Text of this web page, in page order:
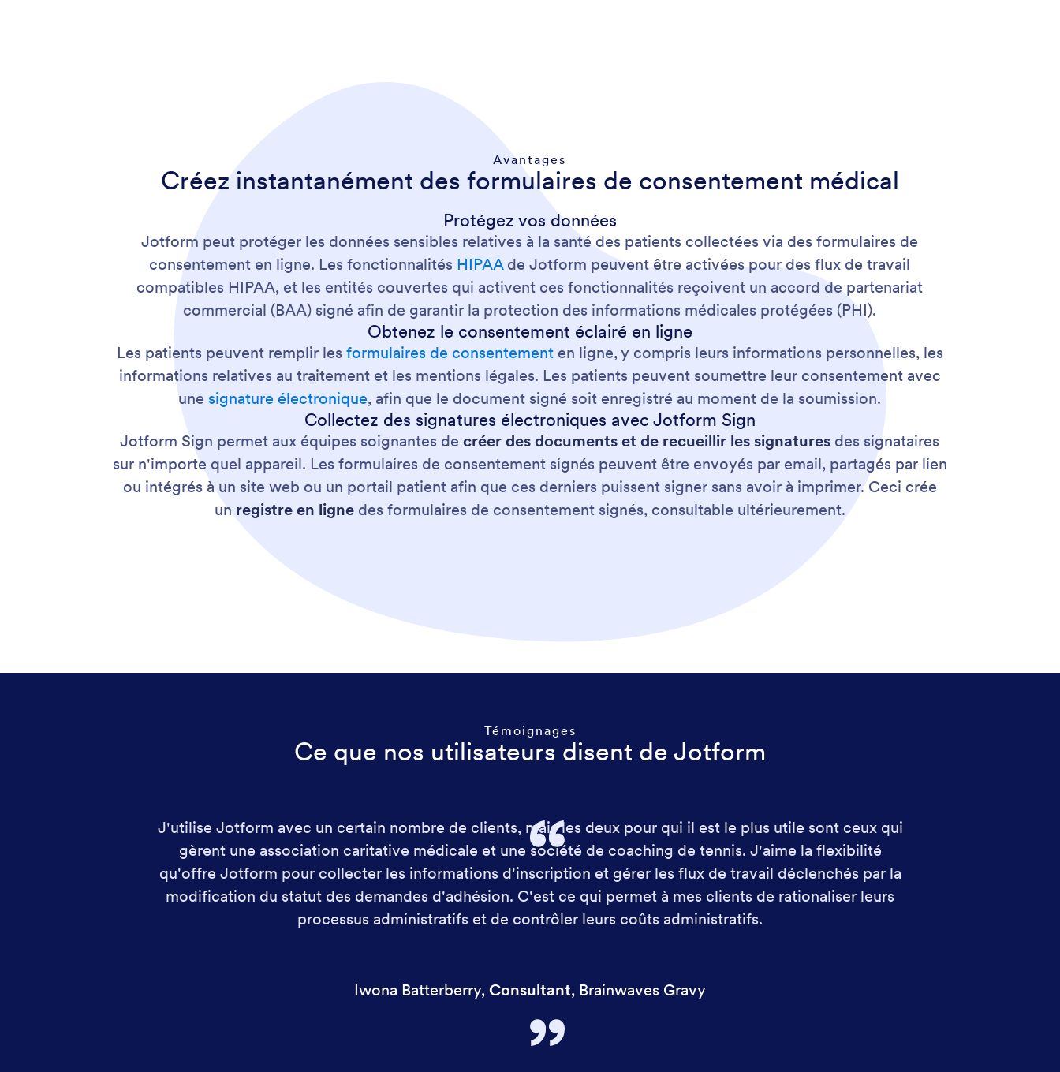
Avantages
Créez instantanément des formulaires de consentement médical
Protégez vos données
Jotform peut protéger les données sensibles relatives à la santé des patients collectées via des formulaires de
consentement en ligne. Les fonctionnalités HIPAAde Jotform peuvent être activées pour des flux de travail
compatibles HIPAA, et les entités couvertes qui activent ces fonctionnalités reçoivent un accord de partenariat
commercial (BAA) signé afin de garantir la protection des informations médicales protégées (PHI).
Obtenez le consentement éclairé en ligne
Les patients peuvent remplir les formulaires de consentementen ligne, y compris leurs informations personnelles, les
informations relatives au traitement et les mentions légales. Les patients peuvent soumettre leur consentement avec
une signature électronique, afin que le document signé soit enregistré au moment de la soumission.
Collectez des signatures électroniques avec Jotform Sign
Jotform Sign permet aux équipes soignantes decréer des documents et de recueillir les signatures des signataires
sur n'importe quel appareil. Les formulaires de consentement signés peuvent être envoyés par email, partagés par lien
ou intégrés à un site web ou un portail patient afin que ces derniers puissent signer sans avoir à imprimer. Ceci crée
un registre en lignedes formulaires de consentement signés, consultable ultérieurement.
Témoignages
Ce que nos utilisateurs disent de Jotform
J'utilise Jotform avec un certain nombre de clients, mais les deux pour qui il est le plus utile sont ceux qui
gèrent une association caritative médicale et une société de coaching de tennis. J'aime la flexibilité
qu'offre Jotform pour collecter les informations d'inscription et gérer les flux de travail déclenchés par la
modification du statut des demandes d'adhésion. C'est ce qui permet à mes clients de rationaliser leurs
processus administratifs et de contrôler leurs coûts administratifs.
Iwona Batterberry,Consultant, Brainwaves Gravy